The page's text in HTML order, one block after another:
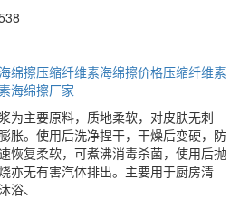
绵擦压缩纤维素海绵擦价格压缩纤维素
海绵擦厂家
为主要原料，质地柔软，对皮肤无刺
胀。使用后洗净捏干，干燥后变硬，防
恢复柔软，可煮沸消毒杀菌，使用后抛
亦无有害汽体排出。主要用于厨房清
浴、